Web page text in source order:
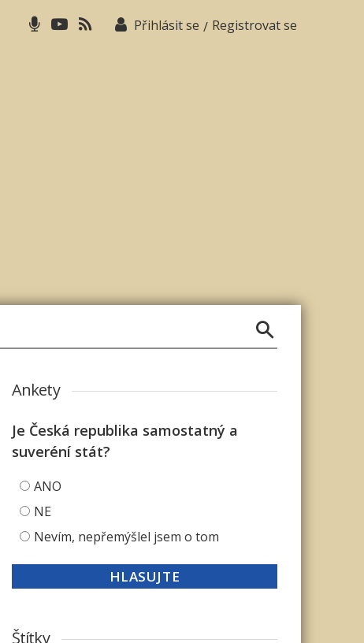
Přihlásit se / Registrovat se
Ankety
Je Česká republika samostatný a
suveréní stát?
ANO
NE
Nevím, nepřemýšlel jsem o tom
Štítky